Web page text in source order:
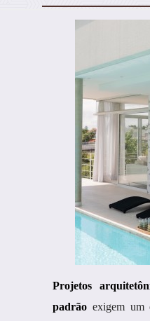
Projetos
padrãoexigem um